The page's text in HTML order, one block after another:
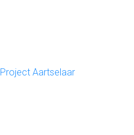
Project Aartselaar